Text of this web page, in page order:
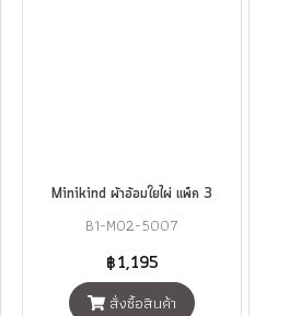
Minikind ผ้าอ้อมใยไผ่ แพ็ค 3
B1-M02-5007
฿1,195
สั่งซื้อสินค้า